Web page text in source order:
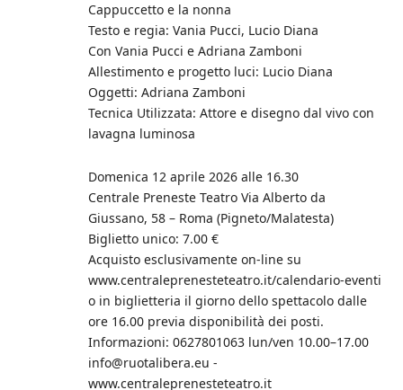
Cappuccetto e la nonna
Testo e regia: Vania Pucci, Lucio Diana
Con Vania Pucci e Adriana Zamboni
Allestimento e progetto luci: Lucio Diana
Oggetti: Adriana Zamboni
Tecnica Utilizzata: Attore e disegno dal vivo con
lavagna luminosa
Domenica 12 aprile 2026 alle 16.30
Centrale Preneste Teatro Via Alberto da
Giussano, 58 – Roma (Pigneto/Malatesta)
Biglietto unico: 7.00 €
Acquisto esclusivamente on-line su
www.centraleprenesteteatro.it/calendario-eventi
o in biglietteria il giorno dello spettacolo dalle
ore 16.00 previa disponibilità dei posti.
Informazioni: 0627801063 lun/ven 10.00–17.00
info@ruotalibera.eu -
www.centraleprenesteteatro.it